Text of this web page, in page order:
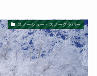
スノーシュー・スノーグラバー